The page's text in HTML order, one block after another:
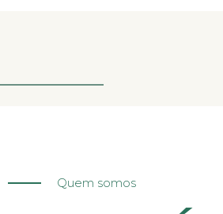
Quem somos